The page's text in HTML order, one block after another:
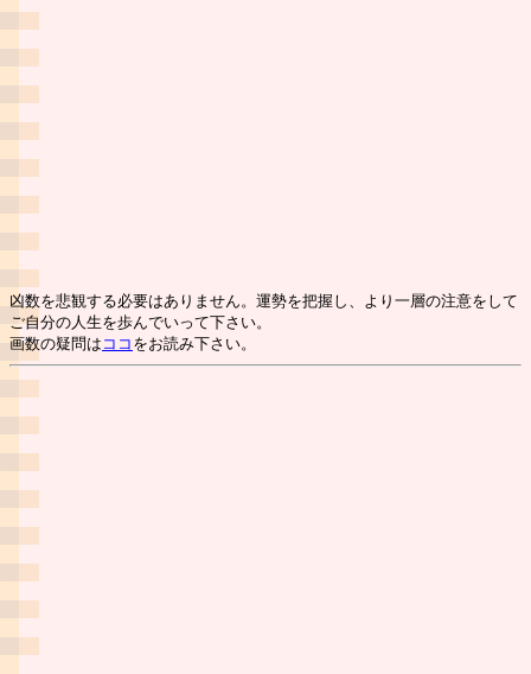
凶数を悲観する必要はありません。運勢を把握し、より一層の注意をして
ご自分の人生を歩んでいって下さい。
画数の疑問は ココ をお読み下さい。